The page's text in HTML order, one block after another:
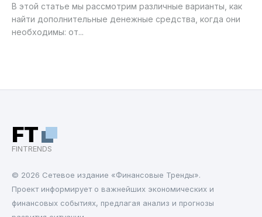
В этой статье мы рассмотрим различные варианты, как
найти дополнительные денежные средства, когда они
необходимы: от...
FT
FINTRENDS
© 2026 Cетевое издание «Финансовые Тренды».
Проект информирует о важнейших экономических и
финансовых событиях, предлагая анализ и прогнозы